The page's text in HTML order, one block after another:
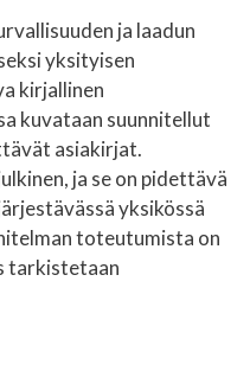
ja laadun
yksityisen
kirjallinen
kuvataan suunnitellut
asiakirjat.
ja se on pidettävä
yksikössä
toteutumista on
tarkistetaan